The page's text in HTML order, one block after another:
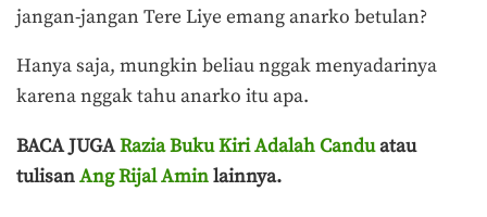
jangan-jangan Tere Liye emang anarko betulan?
Hanya saja, mungkin beliau nggak menyadarinya
karena nggak tahu anarko itu apa.
BACA JUGARazia Buku Kiri Adalah Canduatau
tulisanAng Rijal Aminlainnya.